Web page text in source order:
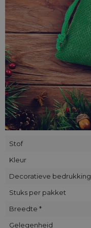
Stof
Kleur
Decoratieve bedrukking
Stuks per pakket
Breedte *
Gelegenheid